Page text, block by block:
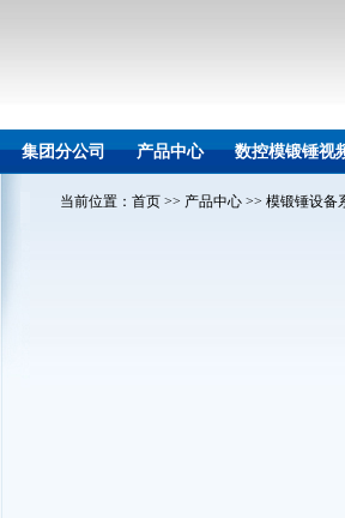
集团分公司 产品中心 数控模锻锤视
当前位置： 首页 >> 产品中心 >> 模锻锤设备